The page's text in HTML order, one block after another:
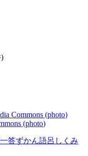
Commons (photo)
(photo)
答ずかん語呂 しくみ